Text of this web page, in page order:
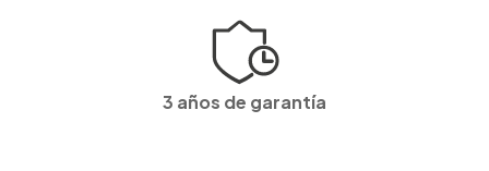
3 años de garantía